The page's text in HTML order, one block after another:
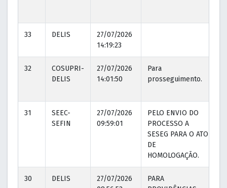
33 DELIS
27/07/2026
14:19:23
32
COSUPRI-
DELIS
27/07/2026
14:01:50
Para
prosseguimento.
31
SEEC-
SEFIN
27/07/2026
09:59:01
PELO ENVIO DO
PROCESSO A
SESEG PARA O ATO
DE
HOMOLOGAÇÃO.
30 DELIS
27/07/2026
PARA